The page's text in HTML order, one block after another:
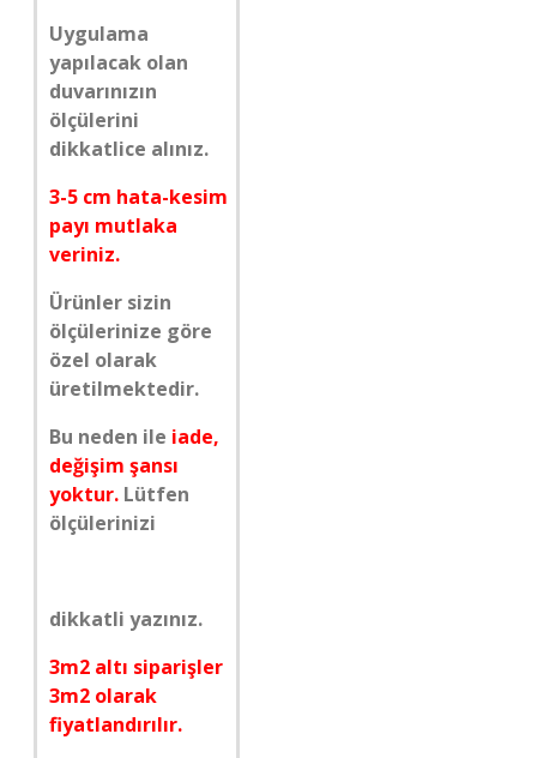
Uygulama
yapılacak olan
duvarınızın
ölçülerini
dikkatlice alınız.
3-5 cm hata-kesim
payı mutlaka
veriniz.
Ürünler sizin
ölçülerinize göre
özel olarak
üretilmektedir.
Bu neden ile iade,
değişim şansı
yoktur. Lütfen
ölçülerinizi
dikkatli yazınız.
3m2 altı siparişler
3m2 olarak
fiyatlandırılır.